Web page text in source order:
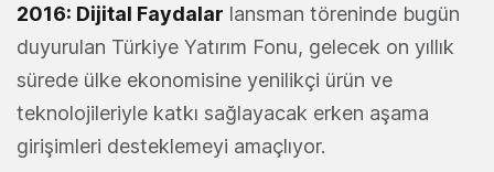
2016: Dijital Faydalar lansman töreninde bugün
duyurulan Türkiye Yatırım Fonu, gelecek on yıllık
sürede ülke ekonomisine yenilikçi ürün ve
teknolojileriyle katkı sağlayacak erken aşama
girişimleri desteklemeyi amaçlıyor.